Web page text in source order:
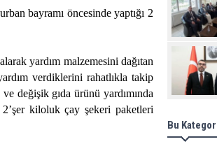
bayramı öncesinde yaptığı 2
yardım malzemesini dağıtan
verdiklerini rahatlıkla takip
değişik gıda ürünü yardımında
kiloluk çay şekeri paketleri
Bu